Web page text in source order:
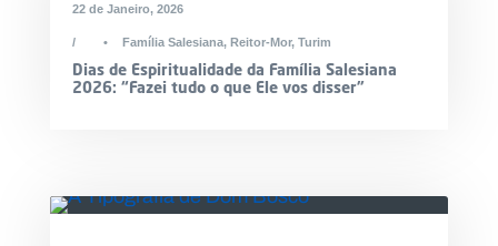
22 de Janeiro, 2026
• Família Salesiana, Reitor-Mor, Turim
Dias de Espiritualidade da Família Salesiana
2026: “Fazei tudo o que Ele vos disser”